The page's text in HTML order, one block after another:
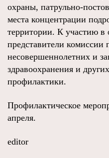
охраны, патрульно-
места концентрации
территории. К участию в
представители комиссии
несовершеннолетних и
здравоохранения и
профилактики.
Профилактическое
апреля.
editor